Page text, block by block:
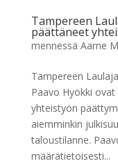
Tampereen
päättäneet
mennessä Aarne
Tampereen
Paavo Hyökki
yhteistyön
aiemminkin
taloustilanne.
määrätietoisesti...